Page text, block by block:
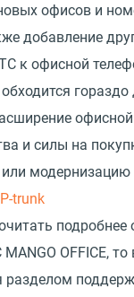
офисов и
добавление
к офисной
и силы на
trunk
подробнее
OFFICE,
разделом